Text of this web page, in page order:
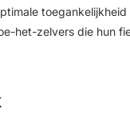
het-zelvers die hun